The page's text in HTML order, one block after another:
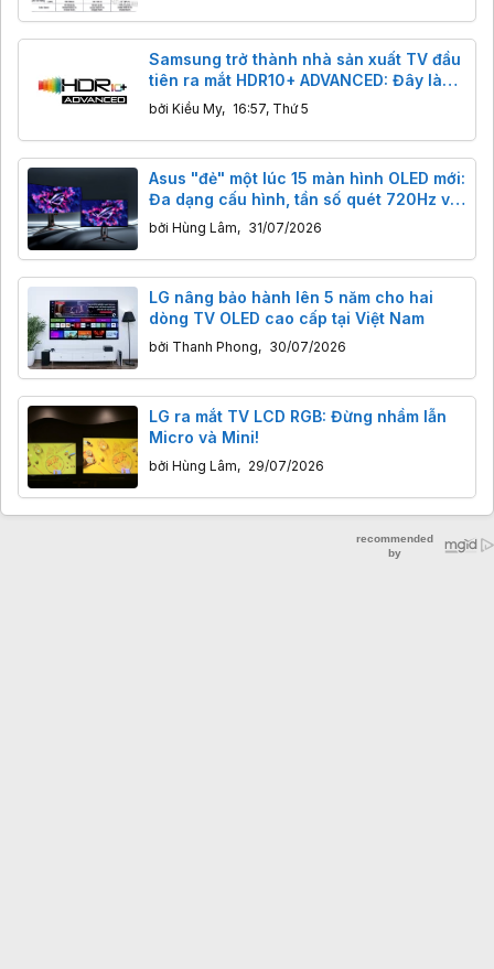
Samsung trở thành nhà sản xuất TV đầu
tiên ra mắt HDR10+ ADVANCED: Đây là
gì? Có tác dụng gì?
bởi Kiều My, 16:57, Thứ 5
Asus "đẻ" một lúc 15 màn hình OLED mới:
Đa dạng cấu hình, tần số quét 720Hz và
công nghệ BlackShield
bởi Hùng Lâm, 31/07/2026
LG nâng bảo hành lên 5 năm cho hai
dòng TV OLED cao cấp tại Việt Nam
bởi Thanh Phong, 30/07/2026
LG ra mắt TV LCD RGB: Đừng nhầm lẫn
Micro và Mini!
bởi Hùng Lâm, 29/07/2026